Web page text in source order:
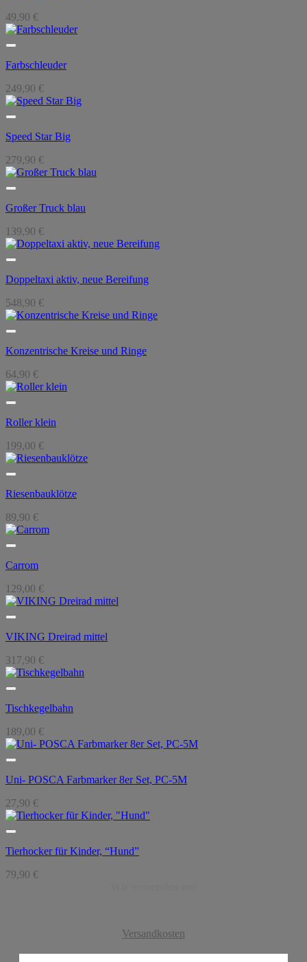
49,90 €
Farbschleuder
249,90 €
Speed Star Big
279,90 €
Großer Truck blau
139,90 €
Doppeltaxi aktiv, neue Bereifung
548,90 €
Konzentrische Kreise und Ringe
64,90 €
Roller klein
199,00 €
Riesenbauklötze
89,90 €
Carrom
129,00 €
VIKING Dreirad mittel
317,90 €
Tischkegelbahn
189,00 €
Uni- POSCA Farbmarker 8er Set, PC-5M
27,90 €
Tierhocker für Kinder, “Hund”
79,90 €
Versandkosten